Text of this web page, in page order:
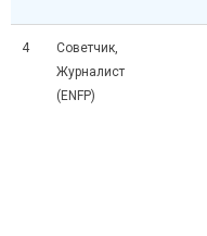
4
Советчик,
Журналист
(ENFP)